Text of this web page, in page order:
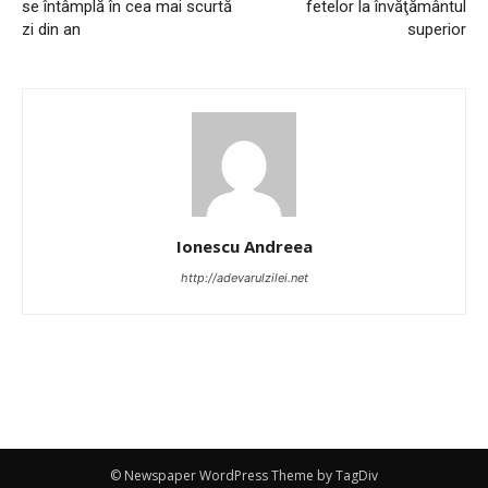
se întâmplă în cea mai scurtă
zi din an
fetelor la învăţământul
superior
Ionescu Andreea
http://adevarulzilei.net
© Newspaper WordPress Theme by TagDiv